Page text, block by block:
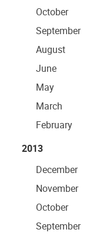
October
September
August
June
May
March
February
2013
December
November
October
September